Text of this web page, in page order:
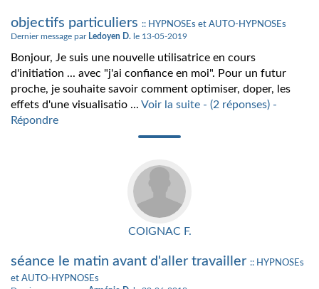
objectifs particuliers :: HYPNOSEs et AUTO-HYPNOSEs
Dernier message par Ledoyen D. le 13-05-2019
Bonjour, Je suis une nouvelle utilisatrice en cours
d'initiation ... avec "j'ai confiance en moi". Pour un futur
proche, je souhaite savoir comment optimiser, doper, les
effets d'une visualisatio ... Voir la suite - (2 réponses) -
Répondre
COIGNAC F.
séance le matin avant d'aller travailler :: HYPNOSEs
et AUTO-HYPNOSEs